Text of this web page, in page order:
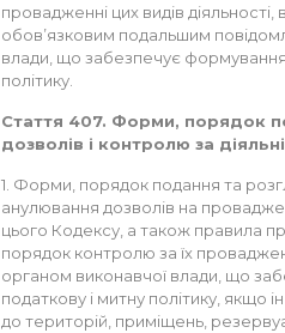
провадженні цих видів
обов’язковим подальшим
влади, що забезпечує
політику.
Стаття 407. Форми, порядок
дозволів і контролю за
1. Форми, порядок подання та
анулювання дозволів на
цього Кодексу, а також правила
порядок контролю за їх
органом виконавчої влади, що
податкову і митну політику,
до територій, приміщень,